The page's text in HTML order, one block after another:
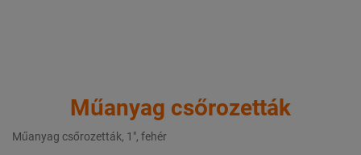
Műanyag csőrozetták
Műanyag csőrozetták, 1", fehér